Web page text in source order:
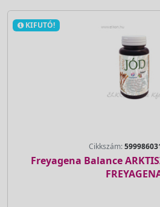
KIFUTÓ!
Cikkszám:
Freyagena Balance